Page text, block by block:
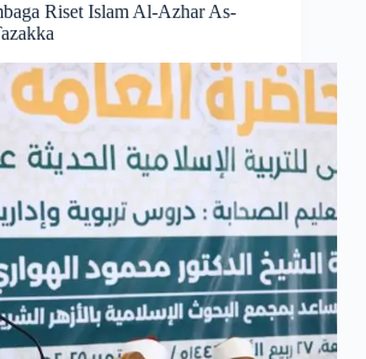
Riset Islam Al-Azhar As-